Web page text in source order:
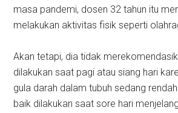
masa pandemi, dosen 32 tahun itu
melakukan aktivitas fisik seperti
Akan tetapi, dia tidak
dilakukan saat pagi atau siang hari
gula darah dalam tubuh sedang
baik dilakukan saat sore hari